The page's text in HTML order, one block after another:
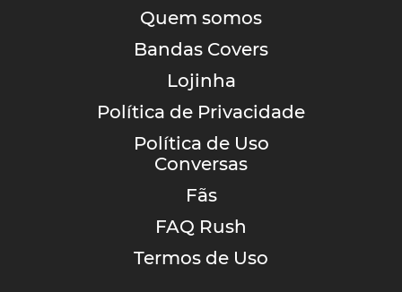
Quem somos
Bandas Covers
Lojinha
Política de Privacidade
Política de Uso
Conversas
Fãs
FAQ Rush
Termos de Uso